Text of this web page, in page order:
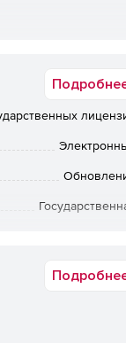
на самом
звука,
мастеры для
записи и